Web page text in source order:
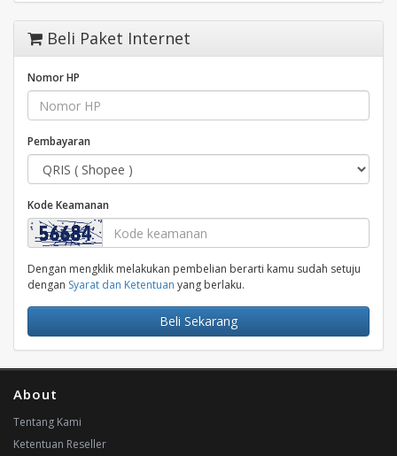
Beli Paket Internet
Nomor HP
Pembayaran
Kode Keamanan
Dengan mengklik melakukan pembelian berarti kamu sudah setuju
dengan Syarat dan Ketentuan yang berlaku.
Beli Sekarang
About
Tentang Kami
Ketentuan Reseller